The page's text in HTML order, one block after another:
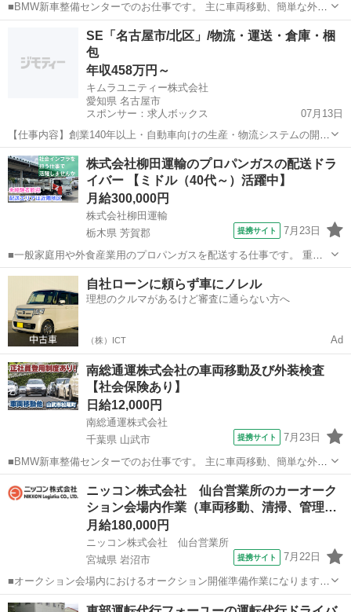
■BMW新車整備センターでのお仕事です。 主に車両移動、簡単な外装
検査業務をお任せします。 ■日給12,000円～ ≪月収例≫277,500円
（日給12,000円×20日+残業手当37,500円） （月20日稼働、20h残業...
その他
SE「名古屋市/北区」/物流・運送・倉庫・梱
包
年収458万円～
キムラユニティー株式会社
愛知県 名古屋市
スポンサー：求人ボックス
07月13日
【仕事内容】創業140年以上・自動車向けの生産・物流システムの開発
エンジニア「賞与4.97か月/年休121日/リモート可/上流工程/上場企
業」 仕事内容: クラウドやAI等の先新技術を導入しながら、「現場の
わかるシステム屋」と言う...
正社員
株式会社柳田運輸のプロパンガスの配送ドラ
イバー 【ミドル（40代～）活躍中】
月給300,000円
株式会社柳田運輸
栃木県 芳賀郡
提携サイト 7月23日
■一般家庭用や外食産業用のプロパンガスを配送する仕事です。 重い
物を持つ作業がありますが、コツを覚えれば問題ありません。 未経験
者大歓迎！ 保安業務員の有資格者が3ヶ月間同乗し指導するので安心
です。 ■月給300,000円...
栃木 芳賀郡 その他
自社ローンに頼らず車にノレル
理想のクルマがあるけど審査に通らない方へ
（株）ICT Ad
南総通運株式会社の車両移動及び外装検査
【社会保険あり】
日給12,000円
南総通運株式会社
千葉県 山武市
提携サイト 7月23日
■BMW新車整備センターでのお仕事です。 主に車両移動、簡単な外装
検査業務をお任せします。 ■日給12,000円～ ≪月収例≫277,500円
（日給12,000円×20日+残業手当37,500円） （月20日稼働、20h残業...
ニッコン株式会社 仙台営業所のカーオーク
ション会場内作業（車両移動、清掃、管理…
月給180,000円
ニッコン株式会社 仙台営業所
宮城県 岩沼市
提携サイト 7月22日
■オークション会場内におけるオークション開催準備作業になります。
車両移動や清掃、車両チェックなどの作業に従事して頂きます。 ■月
宮城 岩沼市 その他